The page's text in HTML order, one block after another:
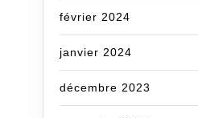
février 2024
janvier 2024
décembre 2023